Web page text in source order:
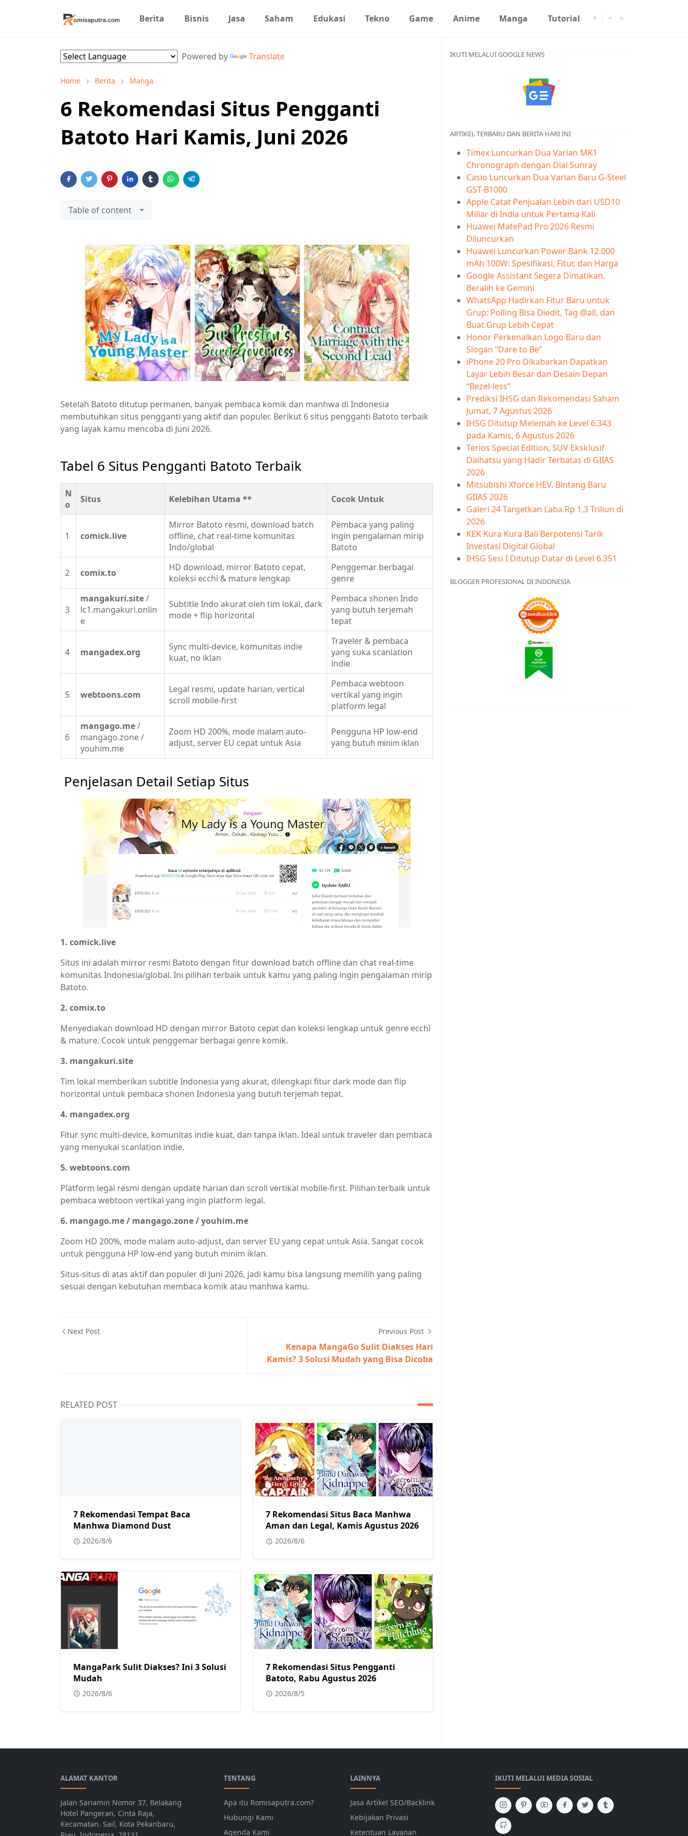
Berita Bisnis Jasa Saham Edukasi Tekno Game Anime Manga Tutorial
Powered by Translate
Home Berita Manga
6 Rekomendasi Situs Pengganti
Batoto Hari Kamis, Juni 2026
Table of content
Setelah Batoto ditutup permanen, banyak pembaca komik dan manhwa di Indonesia
membutuhkan situs pengganti yang aktif dan populer. Berikut 6 situs pengganti Batoto terbaik
yang layak kamu mencoba di Juni 2026.
Tabel 6 Situs Pengganti Batoto Terbaik
N
o
Situs Kelebihan Utama ** Cocok Untuk
1 comick.live
Mirror Batoto resmi, download batch
offline, chat real-time komunitas
Indo/global
Pembaca yang paling
ingin pengalaman mirip
Batoto
2 comix.to
HD download, mirror Batoto cepat,
koleksi ecchi & mature lengkap
Penggemar berbagai
genre
3
mangakuri.site/
lc1.mangakuri.onlin
e
Subtitle Indo akurat oleh tim lokal, dark
mode + flip horizontal
Pembaca shonen Indo
yang butuh terjemah
tepat
4 mangadex.org
Sync multi-device, komunitas indie
kuat, no iklan
Traveler & pembaca
yang suka scanlation
indie
5 webtoons.com
Legal resmi, update harian, vertical
scroll mobile-first
Pembaca webtoon
vertikal yang ingin
platform legal
6
mangago.me/
mangago.zone /
youhim.me
Zoom HD 200%, mode malam auto-
adjust, server EU cepat untuk Asia
Pengguna HP low-end
yang butuh minim iklan
Penjelasan Detail Setiap Situs
1. comick.live
Situs ini adalah mirror resmi Batoto dengan fitur download batch offline dan chat real-time
komunitas Indonesia/global. Ini pilihan terbaik untuk kamu yang paling ingin pengalaman mirip
Batoto.
2. comix.to
Menyediakan download HD dengan mirror Batoto cepat dan koleksi lengkap untuk genre ecchi
& mature. Cocok untuk penggemar berbagai genre komik.
3. mangakuri.site
Tim lokal memberikan subtitle Indonesia yang akurat, dilengkapi fitur dark mode dan flip
horizontal untuk pembaca shonen Indonesia yang butuh terjemah tepat.
4. mangadex.org
Fitur sync multi-device, komunitas indie kuat, dan tanpa iklan. Ideal untuk traveler dan pembaca
yang menyukai scanlation indie.
5. webtoons.com
Platform legal resmi dengan update harian dan scroll vertikal mobile-first. Pilihan terbaik untuk
pembaca webtoon vertikal yang ingin platform legal.
6. mangago.me / mangago.zone / youhim.me
Zoom HD 200%, mode malam auto-adjust, dan server EU yang cepat untuk Asia. Sangat cocok
untuk pengguna HP low-end yang butuh minim iklan.
Situs-situs di atas aktif dan populer di Juni 2026, jadi kamu bisa langsung memilih yang paling
sesuai dengan kebutuhan membaca komik atau manhwa kamu.
Next Post Previous Post
Kenapa MangaGo Sulit Diakses Hari
Kamis? 3 Solusi Mudah yang Bisa Dicoba
RELATED POST
7 Rekomendasi Tempat Baca
Manhwa Diamond Dust
2026/8/6
7 Rekomendasi Situs Baca Manhwa
Aman dan Legal, Kamis Agustus 2026
2026/8/6
MangaPark Sulit Diakses? Ini 3 Solusi
Mudah
2026/8/6
7 Rekomendasi Situs Pengganti
Batoto, Rabu Agustus 2026
2026/8/5
IKUTI MELALUI GOOGLE NEWS
ARTIKEL TERBARU DAN BERITA HARI INI
Timex Luncurkan Dua Varian MK1
Chronograph dengan Dial Sunray
Casio Luncurkan Dua Varian Baru G-Steel
GST-B1000
Apple Catat Penjualan Lebih dari USD10
Miliar di India untuk Pertama Kali
Huawei MatePad Pro 2026 Resmi
Diluncurkan
Huawei Luncurkan Power Bank 12.000
mAh 100W: Spesifikasi, Fitur, dan Harga
Google Assistant Segera Dimatikan,
Beralih ke Gemini
WhatsApp Hadirkan Fitur Baru untuk
Grup: Polling Bisa Diedit, Tag @all, dan
Buat Grup Lebih Cepat
Honor Perkenalkan Logo Baru dan
Slogan “Dare to Be”
iPhone 20 Pro Dikabarkan Dapatkan
Layar Lebih Besar dan Desain Depan
“Bezel-less”
Prediksi IHSG dan Rekomendasi Saham
Jumat, 7 Agustus 2026
IHSG Ditutup Melemah ke Level 6.343
pada Kamis, 6 Agustus 2026
Terios Special Edition, SUV Eksklusif
Daihatsu yang Hadir Terbatas di GIIAS
2026
Mitsubishi Xforce HEV, Bintang Baru
GIIAS 2026
Galeri 24 Targetkan Laba Rp 1,3 Triliun di
2026
KEK Kura Kura Bali Berpotensi Tarik
Investasi Digital Global
IHSG Sesi I Ditutup Datar di Level 6.351
BLOGGER PROFESIONAL DI INDONESIA
ALAMAT KANTOR
Jalan Sariamin Nomor 37, Belakang
Hotel Pangeran, Cinta Raja,
Kecamatan. Sail, Kota Pekanbaru,
TENTANG
Apa itu Romisaputra.com?
Hubungi Kami
Agenda Kami
LAINNYA
Jasa Artikel SEO/Backlink
Kebijakan Privasi
Ketentuan Layanan
IKUTI MELALUI MEDIA SOSIAL